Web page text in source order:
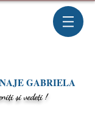
GABRIELA
și vedeți !